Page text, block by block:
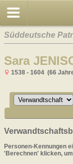
Süddeutsche
Sara
1538 - 1604 (66
Personen-Kennungen
'Berechnen' klicken,